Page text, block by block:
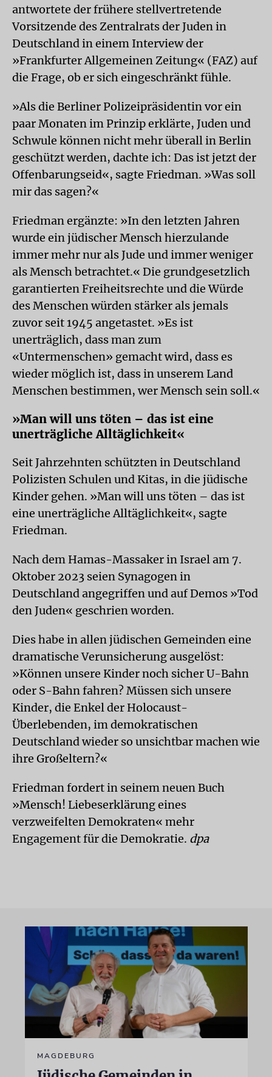
antwortete der frühere stellvertretende
Vorsitzende des Zentralrats der Juden in
Deutschland in einem Interview der
»Frankfurter Allgemeinen Zeitung« (FAZ) auf
die Frage, ob er sich eingeschränkt fühle.
»Als die Berliner Polizeipräsidentin vor ein
paar Monaten im Prinzip erklärte, Juden und
Schwule können nicht mehr überall in Berlin
geschützt werden, dachte ich: Das ist jetzt der
Offenbarungseid«, sagte Friedman. »Was soll
mir das sagen?«
Friedman ergänzte: »In den letzten Jahren
wurde ein jüdischer Mensch hierzulande
immer mehr nur als Jude und immer weniger
als Mensch betrachtet.« Die grundgesetzlich
garantierten Freiheitsrechte und die Würde
des Menschen würden stärker als jemals
zuvor seit 1945 angetastet. »Es ist
unerträglich, dass man zum
«Untermenschen» gemacht wird, dass es
wieder möglich ist, dass in unserem Land
Menschen bestimmen, wer Mensch sein soll.«
»Man will uns töten – das ist eine
unerträgliche Alltäglichkeit«
Seit Jahrzehnten schützten in Deutschland
Polizisten Schulen und Kitas, in die jüdische
Kinder gehen. »Man will uns töten – das ist
eine unerträgliche Alltäglichkeit«, sagte
Friedman.
Nach dem Hamas-Massaker in Israel am 7.
Oktober 2023 seien Synagogen in
Deutschland angegriffen und auf Demos »Tod
den Juden« geschrien worden.
Dies habe in allen jüdischen Gemeinden eine
dramatische Verunsicherung ausgelöst:
»Können unsere Kinder noch sicher U-Bahn
oder S-Bahn fahren? Müssen sich unsere
Kinder, die Enkel der Holocaust-
Überlebenden, im demokratischen
Deutschland wieder so unsichtbar machen wie
ihre Großeltern?«
Friedman fordert in seinem neuen Buch
»Mensch! Liebeserklärung eines
verzweifelten Demokraten« mehr
Engagement für die Demokratie. dpa
MAGDEBURG